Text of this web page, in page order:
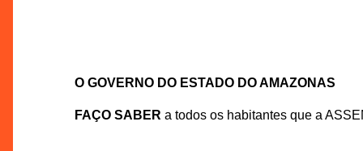
O GOVERNO DO ESTADO DO AMAZONAS
FAÇO SABER a todos os habitantes que a